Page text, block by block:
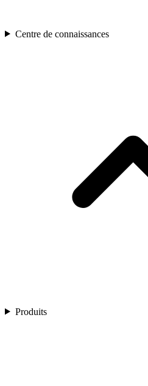
Centre de connaissances
Produits